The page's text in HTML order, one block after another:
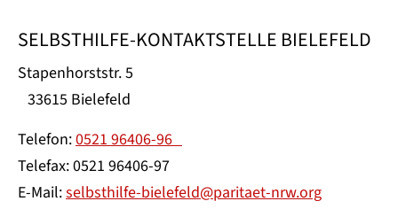
SELBSTHILFE-KONTAKTSTELLE BIELEFELD
Stapenhorststr. 5
33615 Bielefeld
Telefon:0521 96406-96
Telefax: 0521 96406-97
E-Mail:selbsthilfe-bielefeld@paritaet-nrw.org